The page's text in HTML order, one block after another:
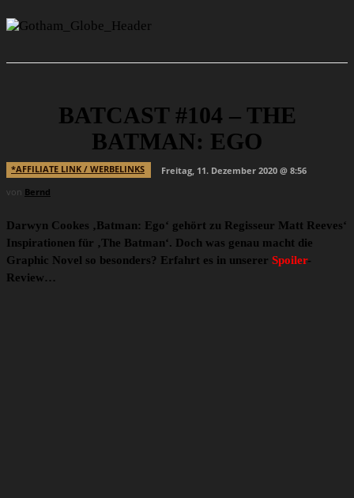
BATCAST #104 – THE
BATMAN: EGO
*AFFILIATE LINK / WERBELINKS
Freitag, 11. Dezember 2020 @ 8:56
von Bernd
Darwyn Cookes ‚Batman: Ego‘ gehört zu Regisseur Matt Reeves‘
Inspirationen für ‚The Batman‘. Doch was genau macht die
Graphic Novel so besonders? Erfahrt es in unserer Spoiler-
Review…